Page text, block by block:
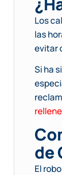
Los
las
evitar
Si ha
de
El